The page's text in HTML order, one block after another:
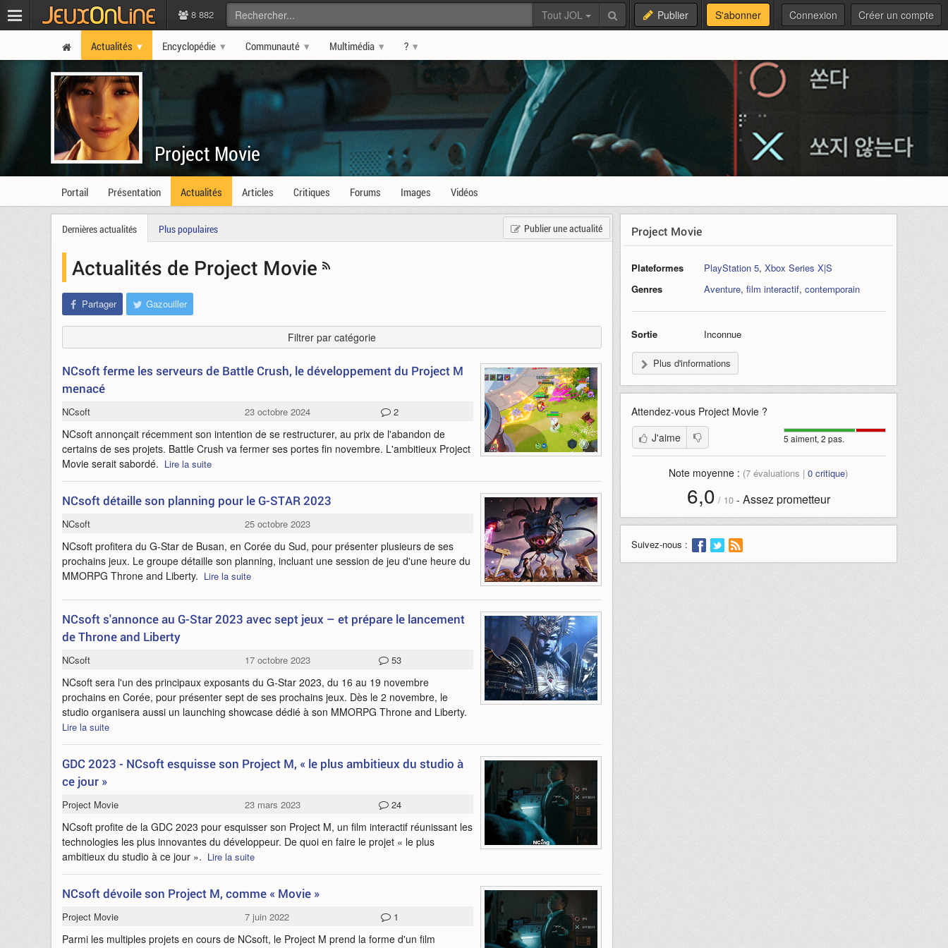
8 882 Tout JOL Publier S'abonner Connexion Créer un compte
Actualités Encyclopédie Communauté Multimédia ?
Project Movie
Portail Présentation Actualités Articles Critiques Forums Images Vidéos
Publier une actualité
Dernières actualités Plus populaires
Actualités de Project Movie
Partager Gazouiller
Filtrer par catégorie
NCsoft ferme les serveurs de Battle Crush, le développement du Project M
menacé
NCsoft 23 octobre 2024 2
NCsoft annonçait récemment son intention de se restructurer, au prix de l'abandon de
certains de ses projets. Battle Crush va fermer ses portes fin novembre. L'ambitieux Project
Movie serait sabordé. Lire la suite
NCsoft détaille son planning pour le G-STAR 2023
NCsoft 25 octobre 2023
NCsoft profitera du G-Star de Busan, en Corée du Sud, pour présenter plusieurs de ses
prochains jeux. Le groupe détaille son planning, incluant une session de jeu d'une heure du
MMORPG Throne and Liberty. Lire la suite
NCsoft s'annonce au G-Star 2023 avec sept jeux – et prépare le lancement
de Throne and Liberty
NCsoft 17 octobre 2023 53
NCsoft sera l'un des principaux exposants du G-Star 2023, du 16 au 19 novembre
prochains en Corée, pour présenter sept de ses prochains jeux. Dès le 2 novembre, le
studio organisera aussi un launching showcase dédié à son MMORPG Throne and Liberty.
Lire la suite
GDC 2023 - NCsoft esquisse son Project M, « le plus ambitieux du studio à
ce jour »
Project Movie 23 mars 2023 24
NCsoft profite de la GDC 2023 pour esquisser son Project M, un film interactif réunissant les
technologies les plus innovantes du développeur. De quoi en faire le projet « le plus
ambitieux du studio à ce jour ». Lire la suite
NCsoft dévoile son Project M, comme « Movie »
Project Movie 7 juin 2022 1
Parmi les multiples projets en cours de NCsoft, le Project M prend la forme d'un film
Project Movie
Plateformes PlayStation 5, Xbox Series X|S
Genres
Aventure, film interactif, contemporain
Sortie Inconnue
Plus d'informations
Attendez-vous Project Movie?
5 aiment, 2 pas.
J'aime
Note moyenne : (7 évaluations |0 critique)
6,0 / 10- Assez prometteur
Suivez-nous :